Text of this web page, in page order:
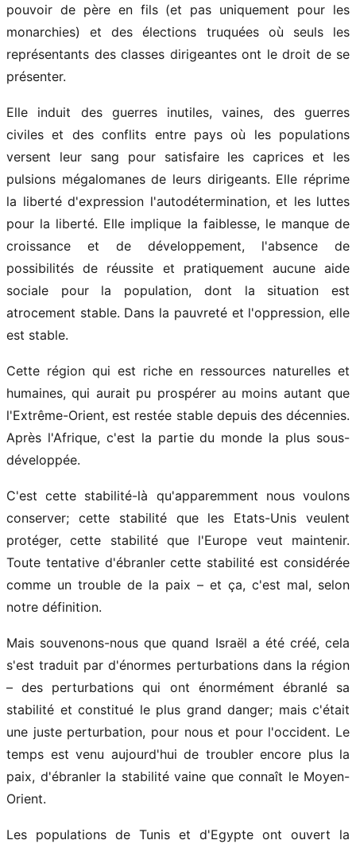
pouvoir de père en fils (et pas uniquement pour les
monarchies) et des élections truquées où seuls les
représentants des classes dirigeantes ont le droit de se
présenter.
Elle induit des guerres inutiles, vaines, des guerres
civiles et des conflits entre pays où les populations
versent leur sang pour satisfaire les caprices et les
pulsions mégalomanes de leurs dirigeants. Elle réprime
la liberté d'expression l'autodétermination, et les luttes
pour la liberté. Elle implique la faiblesse, le manque de
croissance et de développement, l'absence de
possibilités de réussite et pratiquement aucune aide
sociale pour la population, dont la situation est
atrocement stable. Dans la pauvreté et l'oppression, elle
est stable.
Cette région qui est riche en ressources naturelles et
humaines, qui aurait pu prospérer au moins autant que
l'Extrême-Orient, est restée stable depuis des décennies.
Après l'Afrique, c'est la partie du monde la plus sous-
développée.
C'est cette stabilité-là qu'apparemment nous voulons
conserver; cette stabilité que les Etats-Unis veulent
protéger, cette stabilité que l'Europe veut maintenir.
Toute tentative d'ébranler cette stabilité est considérée
comme un trouble de la paix – et ça, c'est mal, selon
notre définition.
Mais souvenons-nous que quand Israël a été créé, cela
s'est traduit par d'énormes perturbations dans la région
– des perturbations qui ont énormément ébranlé sa
stabilité et constitué le plus grand danger; mais c'était
une juste perturbation, pour nous et pour l'occident. Le
temps est venu aujourd'hui de troubler encore plus la
paix, d'ébranler la stabilité vaine que connaît le Moyen-
Orient.
Les populations de Tunis et d'Egypte ont ouvert la